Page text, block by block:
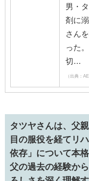
男・
剤に
さん
った
切…
（出典：
タツヤさんは、父
目の服役を経てリ
依存」について本
父の過去の経験か